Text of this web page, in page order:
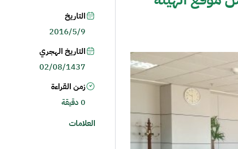
التاريخ
2016/5/9
التاريخ الهجري
02/08/1437
زمن القراءة
0 دقيقة
العلامات